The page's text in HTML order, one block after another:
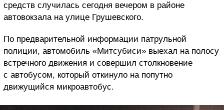
средств случилась сегодня вечером в районе
автовокзала на улице Грушевского.
По предварительной информации патрульной
полиции, автомобиль «Митсубиси» выехал на полосу
встречного движения и совершил столкновение
с автобусом, который откинуло на попутно
движущийся микроавтобус.